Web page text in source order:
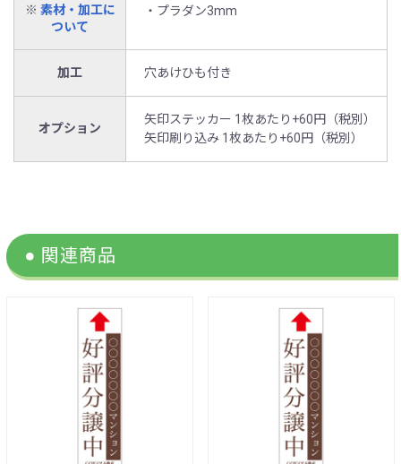
※ 素材・加工に
ついて
・プラダン3mm
加工 穴あけひも付き
オプション
矢印ステッカー 1枚あたり+60円（税別）
矢印刷り込み 1枚あたり+60円（税別）